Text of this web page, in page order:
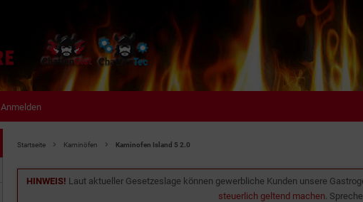
Anmelden
Startseite Kaminöfen Kaminofen Island 5 2.0
HINWEIS! Laut aktueller Gesetzeslage können gewerbliche Kunden unsere
steuerlich geltend machen.